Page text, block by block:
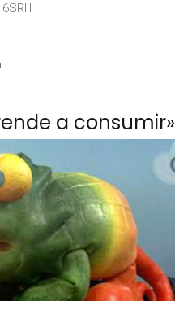
a consumir»